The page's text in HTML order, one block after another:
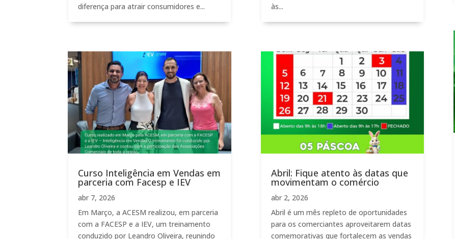
diferença para atrair consumidores e...
Curso Inteligência em Vendas em
parceria com Facesp e IEV
abr 7, 2026
Em Março, a ACESM realizou, em parceria
com a FACESP e a IEV, um treinamento
conduzido por Leandro Oliveira, reunindo
às...
Abril: Fique atento às datas que
movimentam o comércio
abr 2, 2026
Abril é um mês repleto de oportunidades
para os comerciantes aproveitarem datas
comemorativas que fortalecem as vendas